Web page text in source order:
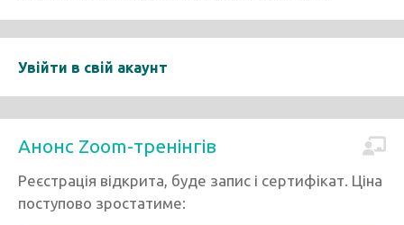
Увійти в свій акаунт
Анонс Zoom-тренінгів
Реєстрація відкрита, буде запис і сертифікат. Ціна
поступово зростатиме: